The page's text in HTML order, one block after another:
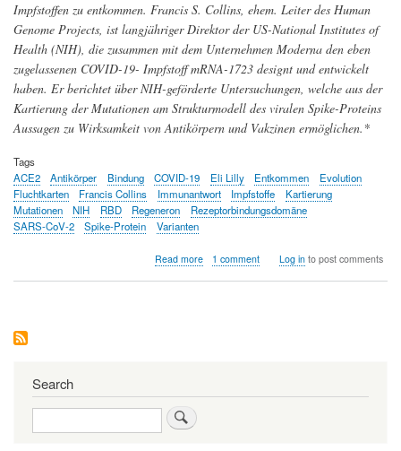
Impfstoffen zu entkommen. Francis S. Collins, ehem. Leiter des Human
Genome Projects, ist langjähriger Direktor der US-National Institutes of
Health (NIH), die zusammen mit dem Unternehmen Moderna den eben
zugelassenen COVID-19- Impfstoff mRNA-1723 designt und entwickelt
haben. Er berichtet über NIH-geförderte Untersuchungen, welche aus der
Kartierung der Mutationen am Strukturmodell des viralen Spike-Proteins
Aussagen zu Wirksamkeit von Antikörpern und Vakzinen ermöglichen.*
Tags
ACE2
Antikörper Bindung COVID-19 Eli Lilly Entkommen
Evolution
Fluchtkarten
Francis Collins Immunantwort Impfstoffe
Kartierung
Mutationen
NIH RBD Regeneron
Rezeptorbindungsdomäne
SARS-CoV-2
Spike-Protein Varianten
Read moreabout
Antikörper-
1 comment Log into post comments
Search
Search